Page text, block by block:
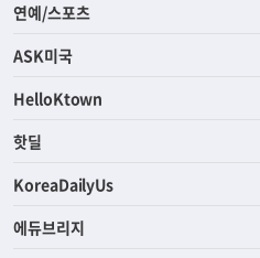
연예/스포츠
ASK미국
HelloKtown
핫딜
KoreaDailyUs
에듀브리지